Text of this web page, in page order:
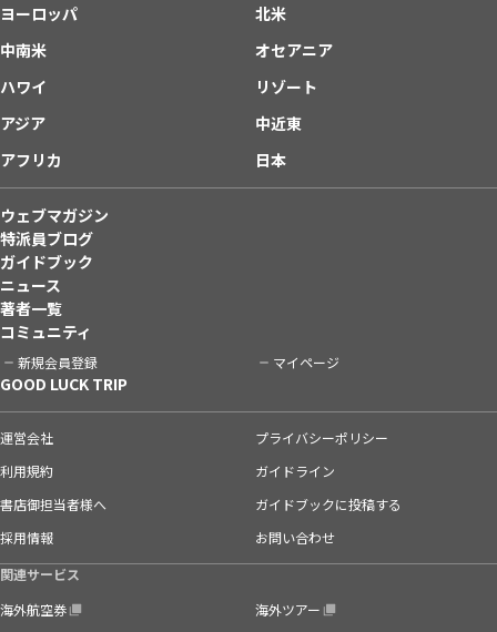
ヨーロッパ
北米
中南米
オセアニア
ハワイ
リゾート
アジア
中近東
アフリカ
日本
ウェブマガジン
特派員ブログ
ガイドブック
ニュース
著者一覧
コミュニティ
新規会員登録 マイページ
GOOD LUCK TRIP
運営会社
プライバシーポリシー
利用規約
ガイドライン
書店御担当者様へ
ガイドブックに投稿する
採用情報
お問い合わせ
関連サービス
海外航空券
海外ツアー